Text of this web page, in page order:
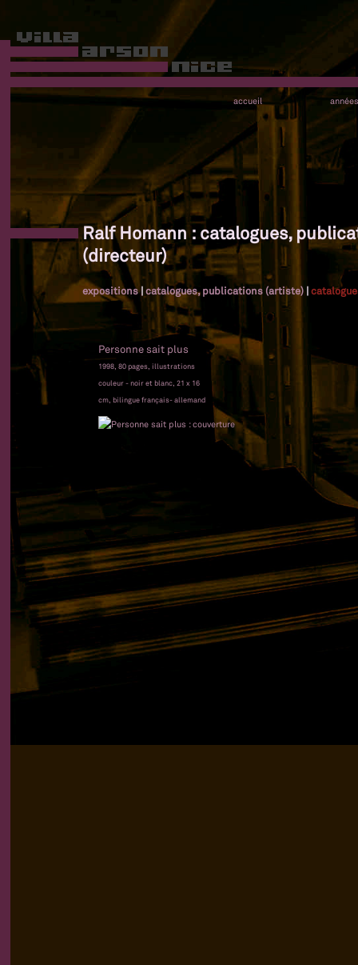
accueil années
Ralf Homann : catalogues,
(directeur)
expositions|catalogues, publications (artiste) |
Personne sait plus
1998, 80 pages, illustrations
couleur - noir et blanc, 21 x 16
cm, bilingue français- allemand